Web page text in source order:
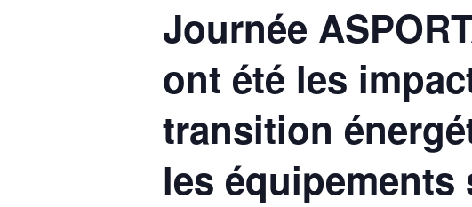
Journée
ont été les
transition
les équipements